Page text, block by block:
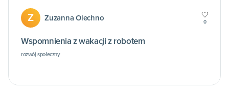
Z Zuzanna Olechno 0
Wspomnienia z wakacji z robotem
rozwój społeczny